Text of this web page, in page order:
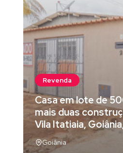
Revenda
Casa em lote de
mais duas
Vila Itatiaia,
Goiânia